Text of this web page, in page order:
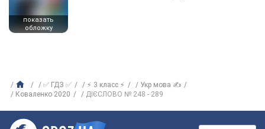
показать
обложку
✅ ГДЗ ✅ ⚡ 3 класс ⚡
Укр мова ✍
Коваленко 2020
ДІЄСЛОВО № 248 - 289